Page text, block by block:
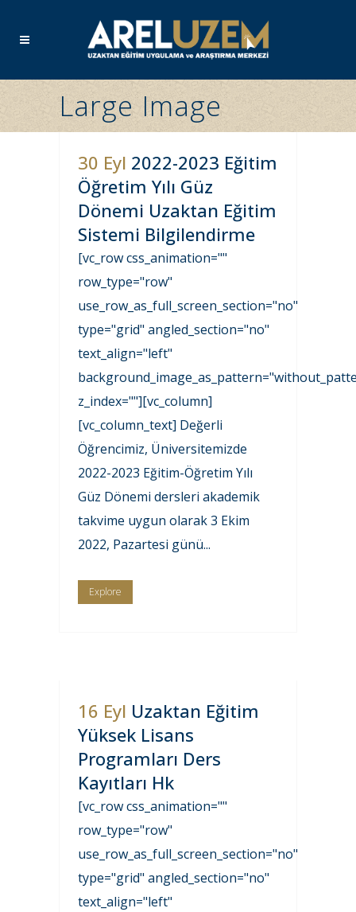
Large Image
30 Eyl 2022-2023 Eğitim
Öğretim Yılı Güz
Dönemi Uzaktan Eğitim
Sistemi Bilgilendirme
[vc_row css_animation=""
row_type="row"
use_row_as_full_screen_section="no"
type="grid" angled_section="no"
text_align="left"
z_index=""][vc_column]
[vc_column_text] Değerli
Öğrencimiz, Üniversitemizde
2022-2023 Eğitim-Öğretim Yılı
Güz Dönemi dersleri akademik
takvime uygun olarak 3 Ekim
2022, Pazartesi günü...
Explore
16 Eyl Uzaktan Eğitim
Yüksek Lisans
Programları Ders
Kayıtları Hk
[vc_row css_animation=""
row_type="row"
use_row_as_full_screen_section="no"
type="grid" angled_section="no"
text_align="left"